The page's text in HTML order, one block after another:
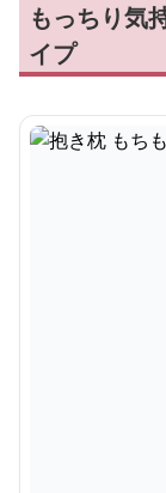
もっちり気
イプ